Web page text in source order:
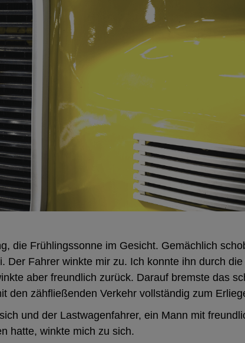
die Frühlingssonne im Gesicht. Gemächlich
Der Fahrer winkte mir zu. Ich konnte ihn durch
aber freundlich zurück. Darauf bremste das
den zähfließenden Verkehr vollständig zum
und der Lastwagenfahrer, ein Mann mit
hatte, winkte mich zu sich.